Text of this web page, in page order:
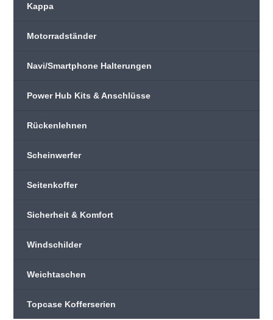
Kappa
Motorradständer
Navi/Smartphone Halterungen
Power Hub Kits & Anschlüsse
Rückenlehnen
Scheinwerfer
Seitenkoffer
Sicherheit & Komfort
Windschilder
Weichtaschen
Topcase Kofferserien